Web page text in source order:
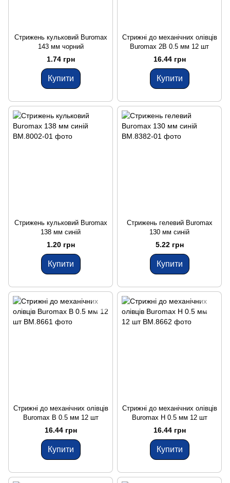
Стрижень кульковий Buromax
143 мм чорний
1.74 грн
Купити
Стрижні до механічних олівців
Buromax 2B 0.5 мм 12 шт
16.44 грн
Купити
Стрижень кульковий Buromax
138 мм синій
1.20 грн
Купити
Стрижень гелевий Buromax
130 мм синій
5.22 грн
Купити
Стрижні до механічних олівців
Buromax B 0.5 мм 12 шт
16.44 грн
Купити
Стрижні до механічних олівців
Buromax H 0.5 мм 12 шт
16.44 грн
Купити